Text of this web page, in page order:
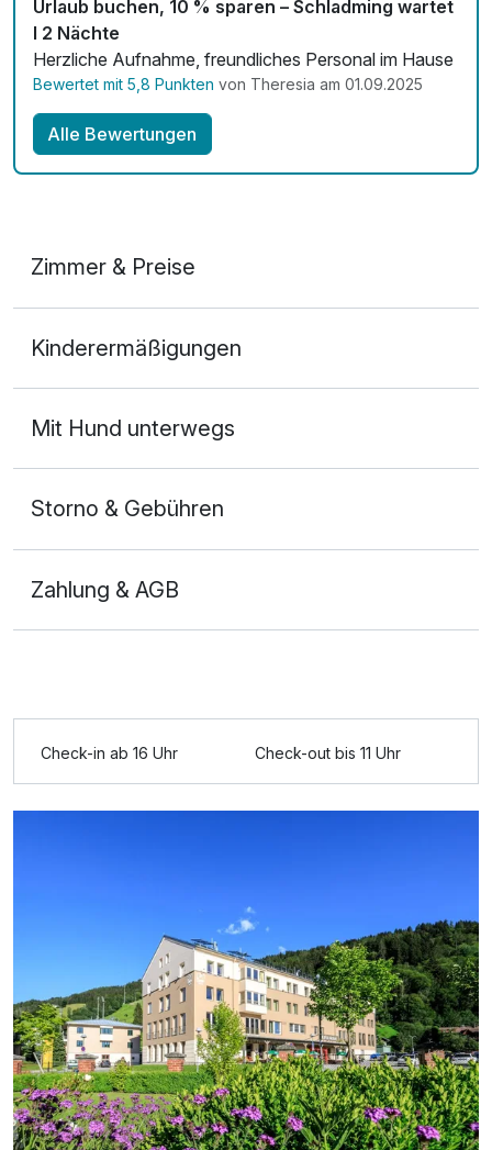
Urlaub buchen, 10 % sparen – Schladming wartet
I 2 Nächte
Herzliche Aufnahme, freundliches Personal im Hause
Bewertet mit 5,8 Punkten von Theresia am 01.09.2025
Alle Bewertungen
Zimmer & Preise
2 Erwachsene
p.P. ab329,00 €
1 Erwachsenen und 1 Kind
Kinderermäßigungen
Mit Hund unterwegs
Storno & Gebühren
Zahlung & AGB
Check-in ab 16 Uhr Check-out bis 11 Uhr